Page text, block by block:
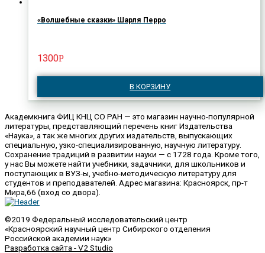
«Волшебные сказки» Шарля Перро
1300Р
В КОРЗИНУ
Академкнига ФИЦ КНЦ СО РАН — это магазин научно-популярной
литературы, представляющий перечень книг Издательства
«Наука», а так же многих других издательств, выпускающих
специальную, узко-специализированную, научную литературу.
Сохранение традиций в развитии науки — с 1728 года. Кроме того,
у нас Вы можете найти учебники, задачники, для школьников и
поступающих в ВУЗ-ы, учебно-методическую литературу для
студентов и преподавателей. Адрес магазина: Красноярск, пр-т
Мира,66 (вход со двора).
©2019 Федеральный исследовательский центр
«Красноярский научный центр Сибирского отделения
Российской академии наук»
Разработка сайта - V2 Studio